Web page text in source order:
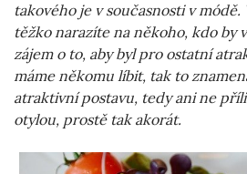
takového je v současnosti v módě.
těžko narazíte na někoho, kdo by
zájem o to, aby byl pro ostatní
máme někomu líbit, tak to
atraktivní postavu, tedy ani ne
otylou, prostě tak akorát.